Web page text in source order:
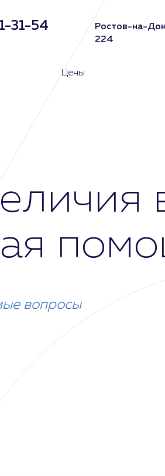
31-54
Ростов-на-
224
Цены
вопросы